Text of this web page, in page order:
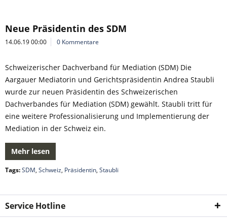
Neue Präsidentin des SDM
14.06.19 00:00 0 Kommentare
Schweizerischer Dachverband für Mediation (SDM) Die
Aargauer Mediatorin und Gerichtspräsidentin Andrea Staubli
wurde zur neuen Präsidentin des Schweizerischen
Dachverbandes für Mediation (SDM) gewählt. Staubli tritt für
eine weitere Professionalisierung und Implementierung der
Mediation in der Schweiz ein.
Mehr lesen
Tags:SDM, Schweiz, Präsidentin, Staubli
Service Hotline